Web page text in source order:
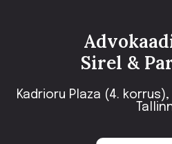
Sirel &
Kadrioru Plaza (4. korrus),